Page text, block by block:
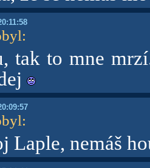
:
tak to mne
:
Laple, nemáš